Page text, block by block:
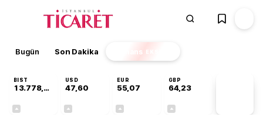
Bugün Son Dakika Finans EKSTRA
BIST
13.778,97
USD
47,60
EUR
55,07
GBP
64,23